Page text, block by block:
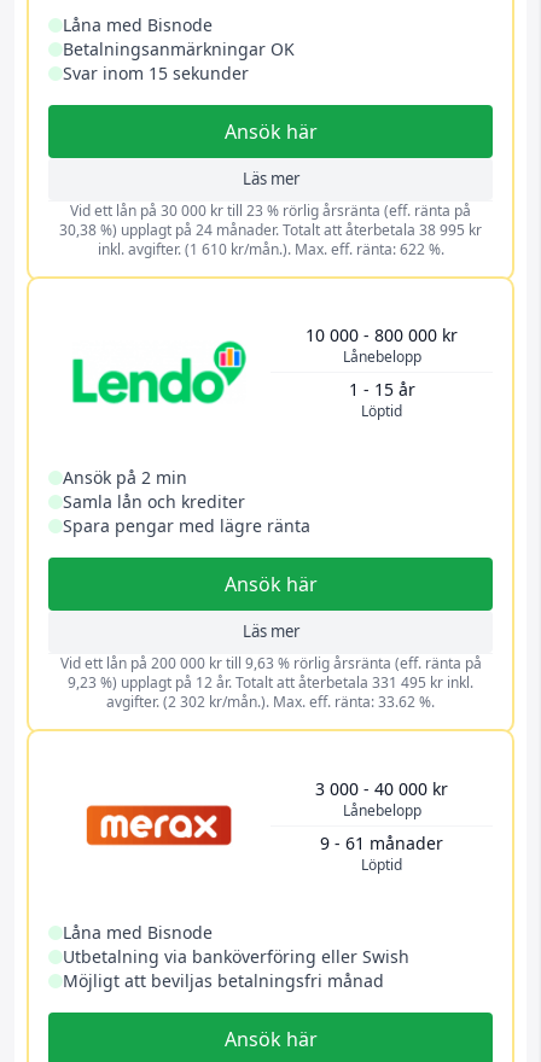
Låna med Bisnode
Betalningsanmärkningar OK
Svar inom 15 sekunder
Ansök här
Läs mer
Vid ett lån på 30 000 kr till 23 % rörlig årsränta (eff. ränta på
30,38 %) upplagt på 24 månader. Totalt att återbetala 38 995 kr
inkl. avgifter. (1 610 kr/mån.). Max. eff. ränta: 622 %.
Lånebelopp
10 000 - 800 000 kr
Löptid
1 - 15 år
Ansök på 2 min
Samla lån och krediter
Spara pengar med lägre ränta
Ansök här
Läs mer
Vid ett lån på 200 000 kr till 9,63 % rörlig årsränta (eff. ränta på
9,23 %) upplagt på 12 år. Totalt att återbetala 331 495 kr inkl.
avgifter. (2 302 kr/mån.). Max. eff. ränta: 33.62 %.
Lånebelopp
3 000 - 40 000 kr
Löptid
9 - 61 månader
Låna med Bisnode
Utbetalning via banköverföring eller Swish
Möjligt att beviljas betalningsfri månad
Ansök här